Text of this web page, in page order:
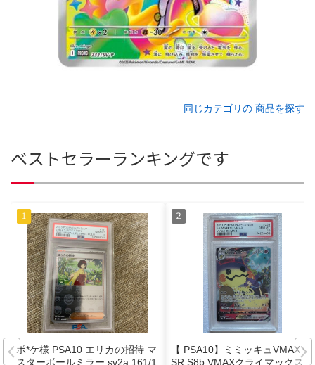
同じカテゴリの 商品を探す
ベストセラーランキングです
ポ*ケ様 PSA10 エリカの招待 マ
スターボールミラー sv2a 161/1
【 PSA10】ミミッキュVMAX C
SR S8b VMAXクライマックス